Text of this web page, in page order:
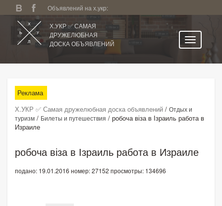
Объявлений на х.укр:
Х.УКР ✅ САМАЯ
ДРУЖЕЛЮБНАЯ
ДОСКА ОБЪЯВЛЕНИЙ
Все регионы
Категории
Избранное
Личный кабинет
Поиск по сайту
Реклама
Х.УКР ✅ Самая дружелюбная доска объявлений / Отдых и
туризм / Билеты и путешествия / робоча віза в Ізраиль работа в
Израиле
робоча віза в Ізраиль работа в Израиле
подано: 19.01.2016 номер: 27152 просмотры: 134696